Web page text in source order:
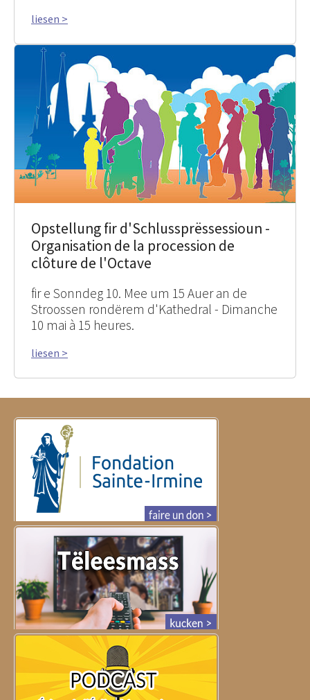
liesen >
Opstellung fir d'Schlussprëssessioun -
Organisation de la procession de
clôture de l'Octave
fir e Sonndeg 10. Mee um 15 Auer an de
Stroossen rondërem d'Kathedral - Dimanche
10 mai à 15 heures.
liesen >